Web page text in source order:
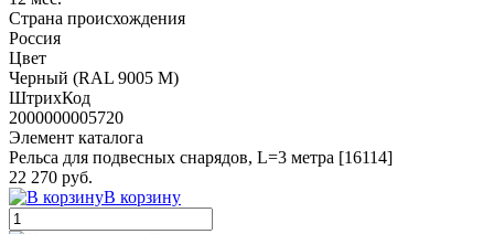
Страна происхождения
Россия
Цвет
Черный (RAL 9005 М)
ШтрихКод
2000000005720
Элемент каталога
Рельса для подвесных снарядов, L=3 метра [16114]
22 270 руб.
В корзину